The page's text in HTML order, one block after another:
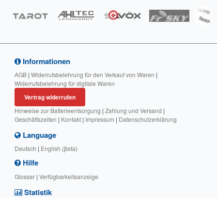
Informationen
AGB | Widerrufsbelehrung für den Verkauf von Waren |
Widerrufsbelehrung für digitale Waren
Vertrag widerrufen
Hinweise zur Batterieentsorgung | Zahlung und Versand |
Geschäftszeiten | Kontakt | Impressum | Datenschutzerklärung
Language
Deutsch | English (βeta)
Hilfe
Glossar | Verfügbarkeitsanzeige
Statistik